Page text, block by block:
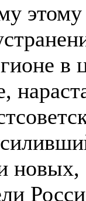
в
новых,